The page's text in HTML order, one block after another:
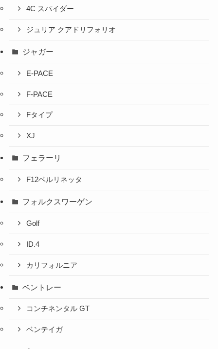
4C スパイダー
ジュリア クアドリフォリオ
ジャガー
E-PACE
F-PACE
Fタイプ
XJ
フェラーリ
F12ベルリネッタ
フォルクスワーゲン
Golf
ID.4
カリフォルニア
ベントレー
コンチネンタル GT
ベンテイガ